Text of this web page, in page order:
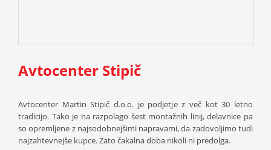
Avtocenter Stipič
Avtocenter Martin Stipič d.o.o. je podjetje z več kot 30 letno
tradicijo. Tako je na razpolago šest montažnih linij, delavnice pa
so opremljene z najsodobnejšimi napravami, da zadovoljimo tudi
najzahtevnejše kupce. Zato čakalna doba nikoli ni predolga.